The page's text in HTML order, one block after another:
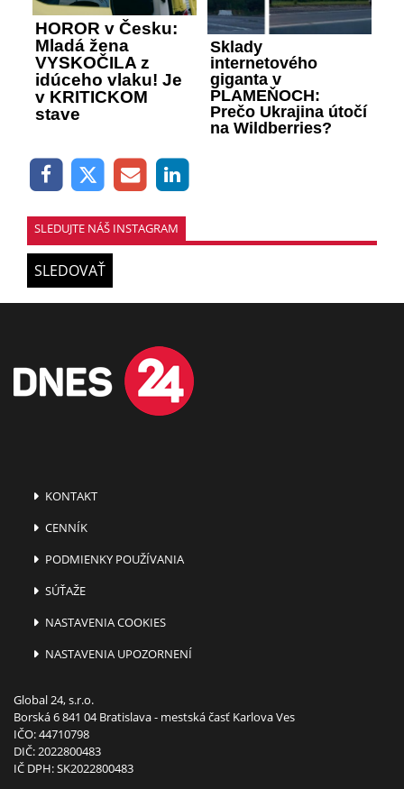
HOROR v Česku:
Mladá žena
VYSKOČILA z
idúceho vlaku! Je
v KRITICKOM
stave
Sklady
internetového
giganta v
PLAMEŇOCH:
Prečo Ukrajina útočí
na Wildberries?
SLEDUJTE NÁŠ INSTAGRAM
SLEDOVAŤ
KONTAKT
CENNÍK
PODMIENKY POUŽÍVANIA
SÚŤAŽE
NASTAVENIA COOKIES
NASTAVENIA UPOZORNENÍ
Global 24, s.r.o.
Borská 6 841 04 Bratislava - mestská časť Karlova Ves
IČO: 44710798
DIČ: 2022800483
IČ DPH: SK2022800483